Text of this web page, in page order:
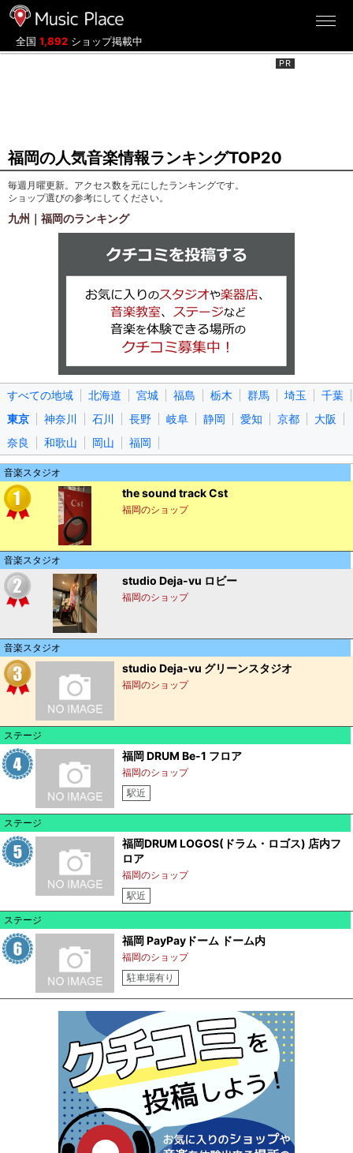
全国 1,892 ショップ掲載中
福岡の人気音楽情報ランキングTOP20
毎週月曜更新。アクセス数を元にしたランキングです。
ショップ選びの参考にしてください。
九州｜福岡のランキング
すべての地域 北海道 宮城 福島 栃木 群馬 埼玉
千葉
東京
神奈川 石川 長野 岐阜 静岡 愛知 京都
大阪
奈良
和歌山 岡山 福岡
音楽スタジオ
the sound track Cst
福岡のショップ
音楽スタジオ
studio Deja-vu ロビー
福岡のショップ
音楽スタジオ
studio Deja-vu グリーンスタジオ
福岡のショップ
ステージ
福岡 DRUM Be-1 フロア
福岡のショップ
駅近
ステージ
福岡DRUM LOGOS(ドラム・ロゴス) 店内フ
ロア
福岡のショップ
駅近
ステージ
福岡 PayPayドーム ドーム内
福岡のショップ
駐車場有り